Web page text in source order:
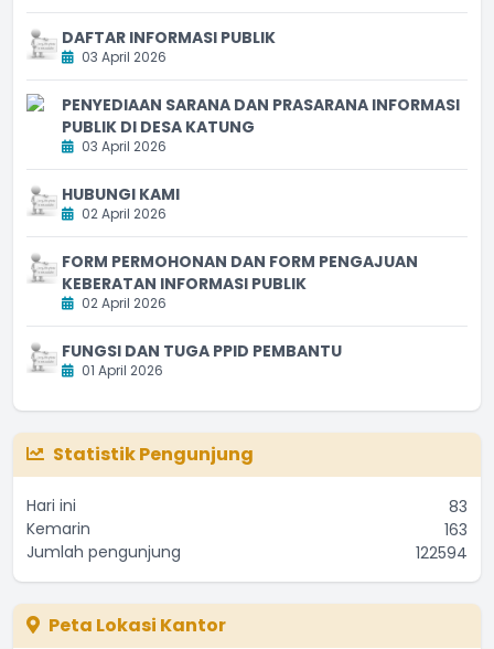
DAFTAR INFORMASI PUBLIK
03 April 2026
PENYEDIAAN SARANA DAN PRASARANA INFORMASI
PUBLIK DI DESA KATUNG
03 April 2026
HUBUNGI KAMI
02 April 2026
FORM PERMOHONAN DAN FORM PENGAJUAN
KEBERATAN INFORMASI PUBLIK
02 April 2026
FUNGSI DAN TUGA PPID PEMBANTU
01 April 2026
Statistik Pengunjung
Hari ini
83
Kemarin
163
Jumlah pengunjung
122594
Peta Lokasi Kantor